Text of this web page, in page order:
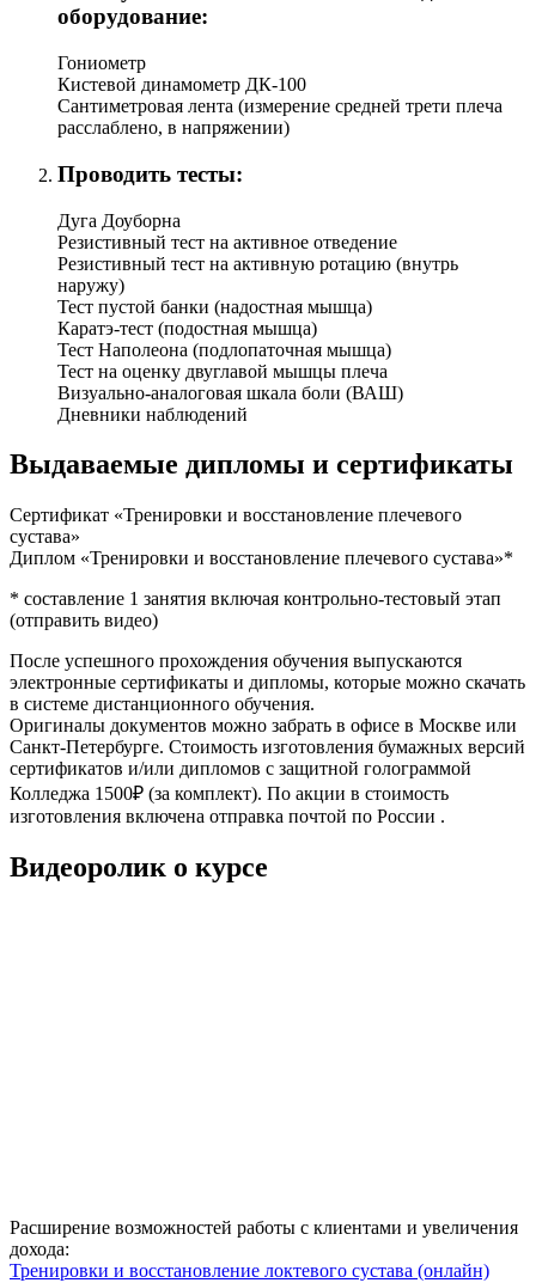
оборудо­вание:
Гониометр
Кистевой динамометр ДК-100
Сантиметровая лента (измерение средне­й трети плеча
расслаблено, в напряжении)
Проводить тесты:
Дуга Доуборна
Резистивный тест на активное отведение
Резистивный тест на активную ротацию (внутрь
наружу)
Тест пустой банки (надостная мышца)
Каратэ-тест (подостная мышца)
Тест Наполеона (подлопаточная мышца)
Тест на оценку двуглавой мышцы плеча
Визуально-аналоговая шкала боли (ВАШ)
Дневники наблюдений
Выдаваемые дипломы и сертификаты
Сертификат «Тренировки и восстанов­ление плечевого
сустава»
Диплом «Тренировки и восстанов­ление плечевого сустава»*
* составление 1 занятия включая контрольно-тестовый этап
(отправить видео)
После успешного прохождения обучения выпускаются
электронные сертификаты и дипломы, которые можно скачать
в системе дистанционного обучения.
Оригиналы документов можно забрать в офисе в Москве или
Санкт-Петербурге. Стоимость изготовления бумажных версий
сертификатов и/или дипломов с защитной голограммой
Колледжа 1500₽ (за комплект). По акции в стоимость
изготовления включена отправка почтой по России .
Видеоролик о курсе
Расширение возможностей работы с клиентами и увеличения
дохода:
Тренировки и восстанов­ление локтевого сустава (онлайн)